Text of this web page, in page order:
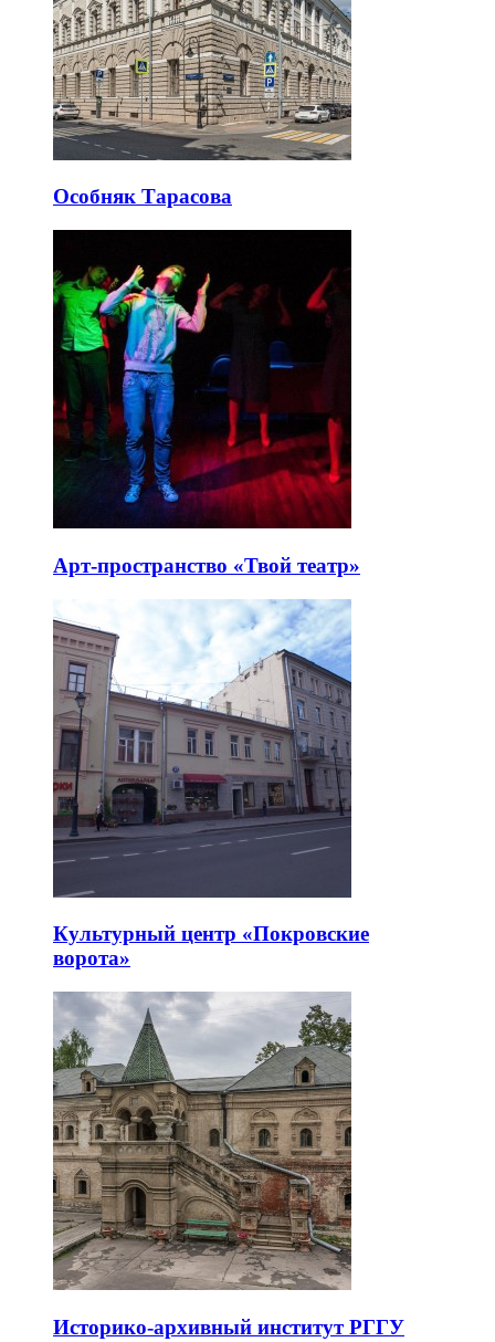
Особняк Тарасова
Арт-пространство «Твой театр»
Культурный центр «Покровские
ворота»
Историко-архивный институт РГГУ